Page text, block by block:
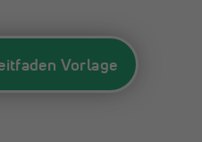
Vorlage